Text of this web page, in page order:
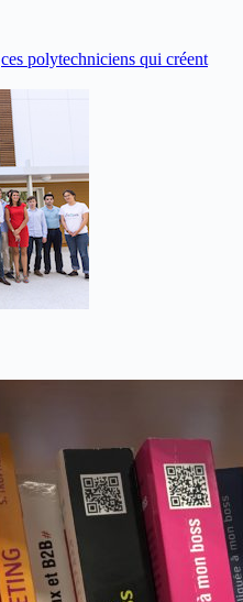
ces polytechniciens qui créent